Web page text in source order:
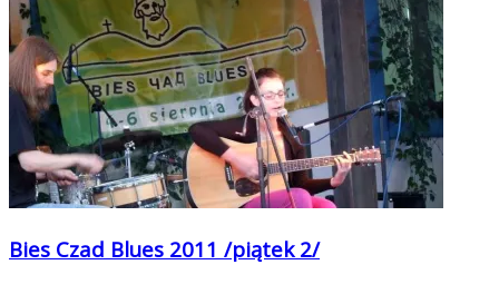
Bies Czad Blues 2011 /piątek 2/